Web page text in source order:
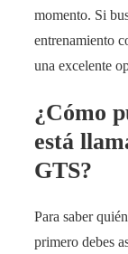
momento. Si
entrenamiento
una excelente
¿Cómo
está
GTS?
Para saber
primero debes